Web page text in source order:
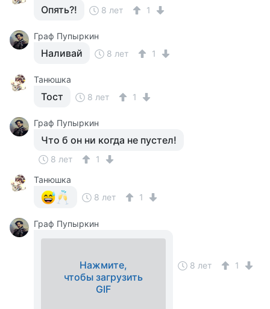
Опять?! 8 лет 1
Граф Пупыркин
Наливай 8 лет 1
Танюшка
Тост 8 лет 1
Граф Пупыркин
Что б он ни когда не пустел!
8 лет
1
Танюшка
8 лет
1
Граф Пупыркин
Нажмите,
чтобы загрузить
GIF
8 лет 1